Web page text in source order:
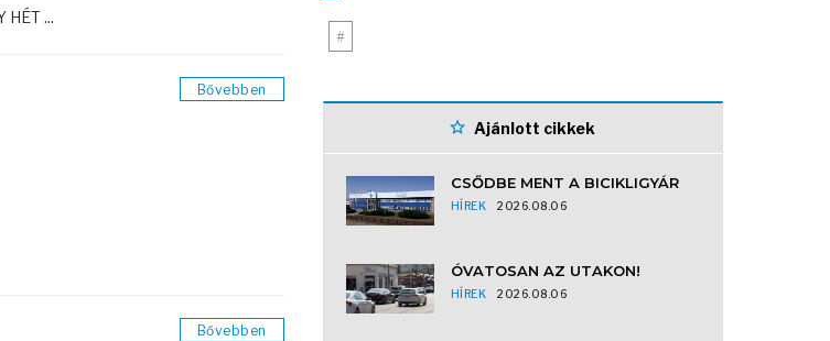
HÉT ...
Bővebben
Bővebben
#
Ajánlott cikkek
CSŐDBE MENT A BICIKLIGYÁR
HÍREK 2026.08.06
ÓVATOSAN AZ UTAKON!
HÍREK 2026.08.06